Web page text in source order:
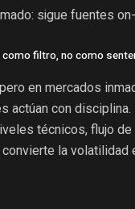
sigue fuentes
filtro, no como
en mercados
actúan con
técnicos, flujo
la volatilidad